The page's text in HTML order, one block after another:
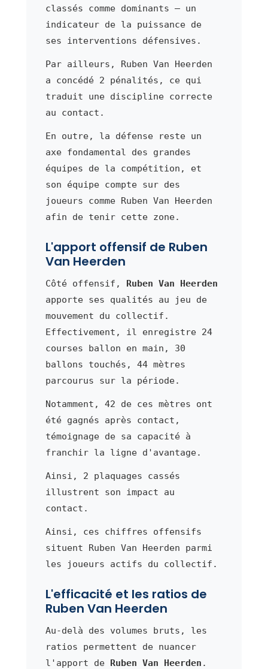
classés comme dominants — un
indicateur de la puissance de
ses interventions défensives.
Par ailleurs, Ruben Van Heerden
a concédé 2 pénalités, ce qui
traduit une discipline correcte
au contact.
En outre, la défense reste un
axe fondamental des grandes
équipes de la compétition, et
son équipe compte sur des
joueurs comme Ruben Van Heerden
afin de tenir cette zone.
L'apport offensif de Ruben
Van Heerden
Côté offensif, Ruben Van Heerden
apporte ses qualités au jeu de
mouvement du collectif.
Effectivement, il enregistre 24
courses ballon en main, 30
ballons touchés, 44 mètres
parcourus sur la période.
Notamment, 42 de ces mètres ont
été gagnés après contact,
témoignage de sa capacité à
franchir la ligne d'avantage.
Ainsi, 2 plaquages cassés
illustrent son impact au
contact.
Ainsi, ces chiffres offensifs
situent Ruben Van Heerden parmi
les joueurs actifs du collectif.
L'efficacité et les ratios de
Ruben Van Heerden
Au-delà des volumes bruts, les
ratios permettent de nuancer
l'apport de Ruben Van Heerden .